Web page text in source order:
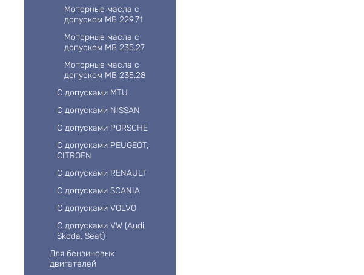
Моторные масла с
допуском MB 229.71
Моторные масла с
допуском MB 235.27
Моторные масла с
допуском MB 235.28
С допусками MTU
С допусками NISSAN
С допусками PORSCHE
С допусками PEUGEOT,
CITROEN
С допусками RENAULT
С допусками SCANIA
С допусками VOLVO
С допусками VW (Audi,
Skoda, Seat)
Для бензиновых
двигателей